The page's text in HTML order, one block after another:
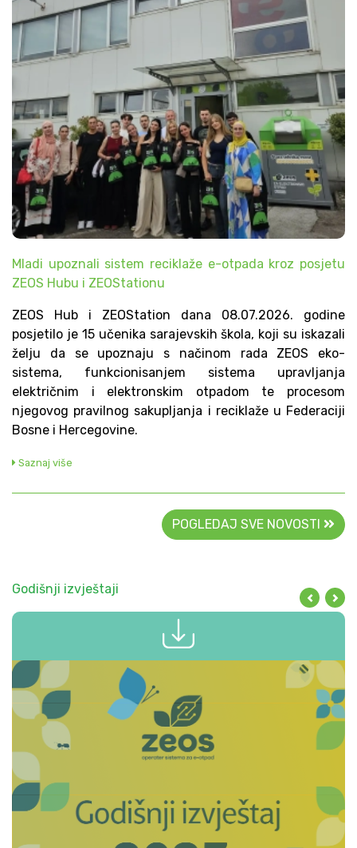
Mladi upoznali sistem reciklaže e-otpada kroz posjetu
ZEOS Hubu i ZEOStationu
ZEOS Hub i ZEOStation dana 08.07.2026. godine
posjetilo je 15 učenika sarajevskih škola, koji su iskazali
želju da se upoznaju s načinom rada ZEOS eko-
sistema, funkcionisanjem sistema upravljanja
električnim i elektronskim otpadom te procesom
njegovog pravilnog sakupljanja i reciklaže u Federaciji
Bosne i Hercegovine.
Saznaj više
POGLEDAJ SVE NOVOSTI
Godišnji izvještaji